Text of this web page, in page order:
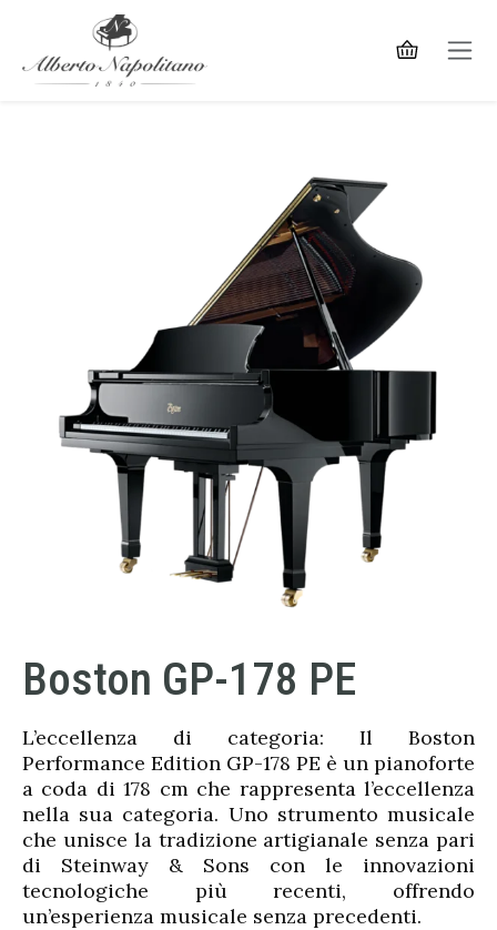
Boston GP-178 PE
L’eccellenza di categoria: Il Boston
Performance Edition GP-178 PE è un pianoforte
a coda di 178 cm che rappresenta l’eccellenza
nella sua categoria. Uno strumento musicale
che unisce la tradizione artigianale senza pari
di Steinway & Sons con le innovazioni
tecnologiche più recenti, offrendo
un’esperienza musicale senza precedenti.